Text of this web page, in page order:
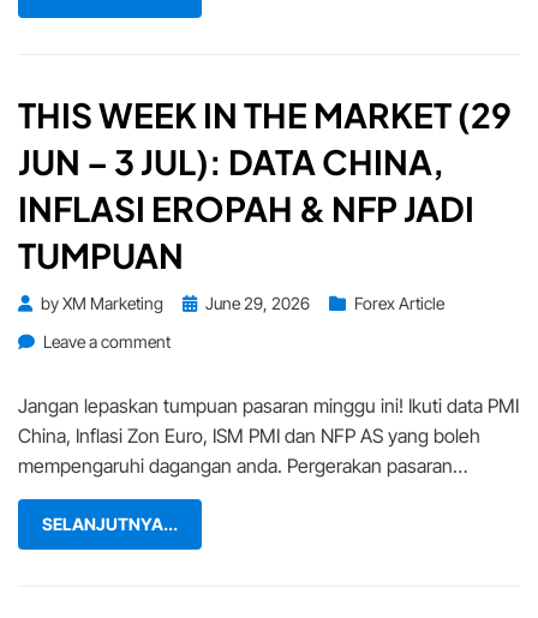
9
Ini
Akan
Goncang
Pasaran
Global?
THIS WEEK IN THE MARKET (29
JUN – 3 JUL): DATA CHINA,
INFLASI EROPAH & NFP JADI
TUMPUAN
byXM Marketing
PostedJune 29, 2026
Forex Article
Leave a commenton
in
the
Market
(29
Jun
–
Jangan lepaskan tumpuan pasaran minggu ini! Ikuti data PMI
China, Inflasi Zon Euro, ISM PMI dan NFP AS yang boleh
mempengaruhi dagangan anda. Pergerakan pasaran…
SELANJUTNYA...